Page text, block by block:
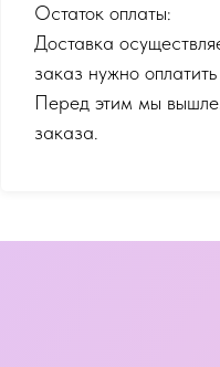
Остаток оплаты:
Доставка
заказ нужно
Перед этим мы
заказа.